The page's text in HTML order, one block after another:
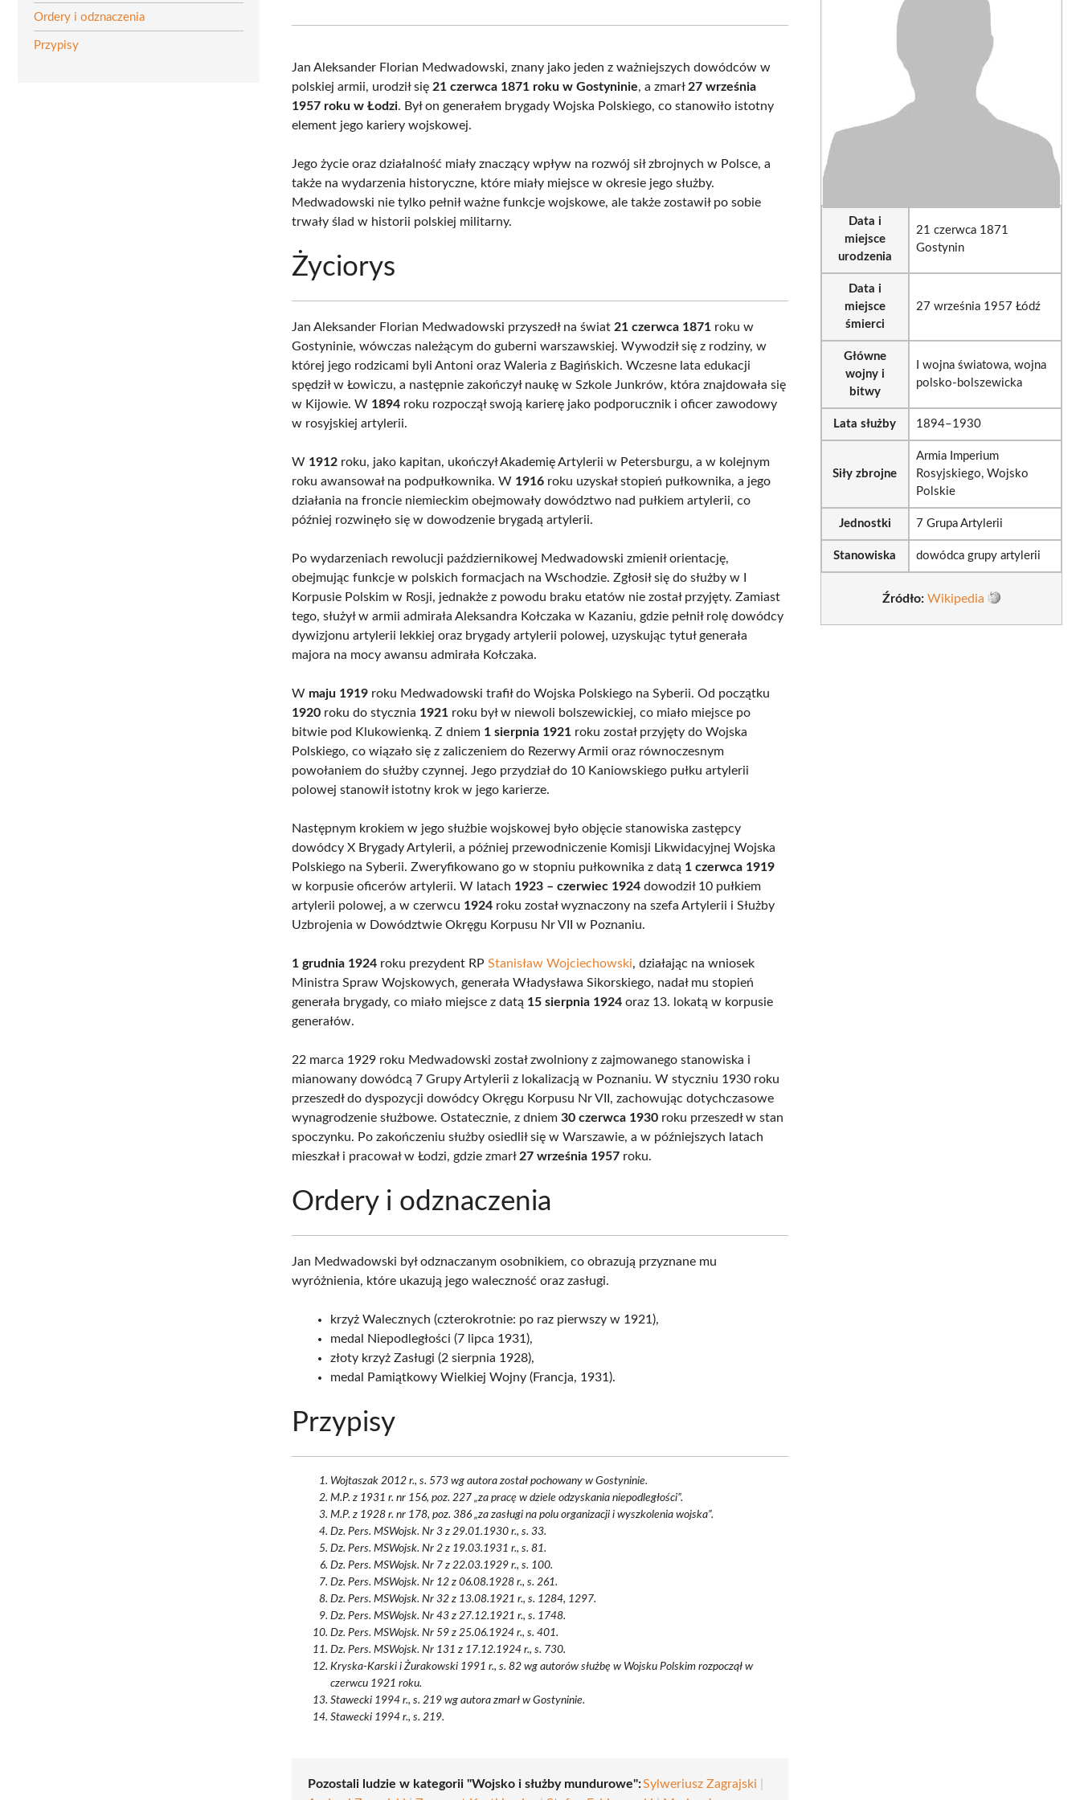
Ordery i odznaczenia
Przypisy
(Twitter)
Jan Aleksander Florian Medwadowski, znany jako jeden z ważniejszych dowódców w
polskiej armii, urodził się 21 czerwca 1871 roku w Gostyninie, a zmarł 27 września
1957 roku w Łodzi. Był on generałem brygady Wojska Polskiego, co stanowiło istotny
element jego kariery wojskowej.
Jego życie oraz działalność miały znaczący wpływ na rozwój sił zbrojnych w Polsce, a
także na wydarzenia historyczne, które miały miejsce w okresie jego służby.
Medwadowski nie tylko pełnił ważne funkcje wojskowe, ale także zostawił po sobie
trwały ślad w historii polskiej militarny.
Życiorys
Jan Aleksander Florian Medwadowski przyszedł na świat 21 czerwca 1871 roku w
Gostyninie, wówczas należącym do guberni warszawskiej. Wywodził się z rodziny, w
której jego rodzicami byli Antoni oraz Waleria z Bagińskich. Wczesne lata edukacji
spędził w Łowiczu, a następnie zakończył naukę w Szkole Junkrów, która znajdowała się
w Kijowie. W 1894 roku rozpoczął swoją karierę jako podporucznik i oficer zawodowy
w rosyjskiej artylerii.
W 1912 roku, jako kapitan, ukończył Akademię Artylerii w Petersburgu, a w kolejnym
roku awansował na podpułkownika. W 1916 roku uzyskał stopień pułkownika, a jego
działania na froncie niemieckim obejmowały dowództwo nad pułkiem artylerii, co
później rozwinęło się w dowodzenie brygadą artylerii.
Po wydarzeniach rewolucji październikowej Medwadowski zmienił orientację,
obejmując funkcje w polskich formacjach na Wschodzie. Zgłosił się do służby w I
Korpusie Polskim w Rosji, jednakże z powodu braku etatów nie został przyjęty. Zamiast
tego, służył w armii admirała Aleksandra Kołczaka w Kazaniu, gdzie pełnił rolę dowódcy
dywizjonu artylerii lekkiej oraz brygady artylerii polowej, uzyskując tytuł generała
majora na mocy awansu admirała Kołczaka.
W maju 1919 roku Medwadowski trafił do Wojska Polskiego na Syberii. Od początku
1920 roku do stycznia 1921 roku był w niewoli bolszewickiej, co miało miejsce po
bitwie pod Klukowienką. Z dniem 1 sierpnia 1921 roku został przyjęty do Wojska
Polskiego, co wiązało się z zaliczeniem do Rezerwy Armii oraz równoczesnym
powołaniem do służby czynnej. Jego przydział do 10 Kaniowskiego pułku artylerii
polowej stanowił istotny krok w jego karierze.
Następnym krokiem w jego służbie wojskowej było objęcie stanowiska zastępcy
dowódcy X Brygady Artylerii, a później przewodniczenie Komisji Likwidacyjnej Wojska
Polskiego na Syberii. Zweryfikowano go w stopniu pułkownika z datą 1 czerwca 1919
w korpusie oficerów artylerii. W latach 1923 – czerwiec 1924 dowodził 10 pułkiem
artylerii polowej, a w czerwcu 1924 roku został wyznaczony na szefa Artylerii i Służby
Uzbrojenia w Dowództwie Okręgu Korpusu Nr VII w Poznaniu.
1 grudnia 1924 roku prezydent RPStanisław Wojciechowski, działając na wniosek
Ministra Spraw Wojskowych, generała Władysława Sikorskiego, nadał mu stopień
generała brygady, co miało miejsce z datą 15 sierpnia 1924 oraz 13. lokatą w korpusie
generałów.
22 marca 1929 roku Medwadowski został zwolniony z zajmowanego stanowiska i
mianowany dowódcą 7 Grupy Artylerii z lokalizacją w Poznaniu. W styczniu 1930 roku
przeszedł do dyspozycji dowódcy Okręgu Korpusu Nr VII, zachowując dotychczasowe
wynagrodzenie służbowe. Ostatecznie, z dniem30 czerwca 1930 roku przeszedł w stan
spoczynku. Po zakończeniu służby osiedlił się w Warszawie, a w późniejszych latach
mieszkał i pracował w Łodzi, gdzie zmarł 27 września 1957 roku.
Ordery i odznaczenia
Jan Medwadowski był odznaczanym osobnikiem, co obrazują przyznane mu
wyróżnienia, które ukazują jego waleczność oraz zasługi.
krzyż Walecznych (czterokrotnie: po raz pierwszy w 1921),
medal Niepodległości (7 lipca 1931),
złoty krzyż Zasługi (2 sierpnia 1928),
medal Pamiątkowy Wielkiej Wojny (Francja, 1931).
Przypisy
Wojtaszak 2012 r., s. 573 wg autora został pochowany w Gostyninie.
M.P. z 1931 r. nr 156, poz. 227 „za pracę w dziele odzyskania niepodległości”.
M.P. z 1928 r. nr 178, poz. 386 „za zasługi na polu organizacji i wyszkolenia wojska”.
Dz. Pers. MSWojsk. Nr 3 z 29.01.1930 r., s. 33.
Dz. Pers. MSWojsk. Nr 2 z 19.03.1931 r., s. 81.
Dz. Pers. MSWojsk. Nr 7 z 22.03.1929 r., s. 100.
Dz. Pers. MSWojsk. Nr 12 z 06.08.1928 r., s. 261.
Dz. Pers. MSWojsk. Nr 32 z 13.08.1921 r., s. 1284, 1297.
Dz. Pers. MSWojsk. Nr 43 z 27.12.1921 r., s. 1748.
Dz. Pers. MSWojsk. Nr 59 z 25.06.1924 r., s. 401.
Dz. Pers. MSWojsk. Nr 131 z 17.12.1924 r., s. 730.
Kryska-Karski i Żurakowski 1991 r., s. 82 wg autorów służbę w Wojsku Polskim rozpoczął w
czerwcu 1921 roku.
Stawecki 1994 r., s. 219 wg autora zmarł w Gostyninie.
Stawecki 1994 r., s. 219.
Pozostali ludzie w kategorii "Wojsko i służby mundurowe":Sylweriusz Zagrajski
Data i
miejsce
urodzenia
21 czerwca 1871
Gostynin
Data i
miejsce
śmierci
27 września 1957 Łódź
Główne
wojny i
bitwy
I wojna światowa, wojna
polsko-bolszewicka
Lata służby 1894–1930
Siły zbrojne
Armia Imperium
Rosyjskiego, Wojsko
Polskie
Jednostki 7 Grupa Artylerii
Stanowiska dowódca grupy artylerii
Źródło: Wikipedia